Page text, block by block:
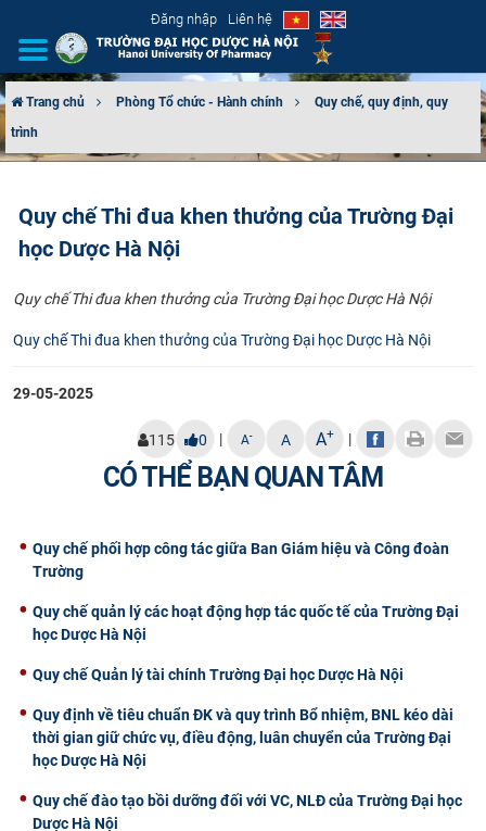
Đăng nhập Liên hệ
GIỚI THIỆU
TUYỂN SINH
ĐÀO TẠO
ĐẢM BẢO CHẤT LƯỢNG
Trang chủ Phòng Tổ chức - Hành chính
Quy chế, quy định, quy
trình
Quy chế Thi đua khen thưởng của Trường Đại
học Dược Hà Nội
Quy chế Thi đua khen thưởng của Trường Đại học Dược Hà Nội
Quy chế Thi đua khen thưởng của Trường Đại học Dược Hà Nội
29-05-2025
115 0 | A- A A+ |
CÓ THỂ BẠN QUAN TÂM
Quy chế phối hợp công tác giữa Ban Giám hiệu và Công đoàn
Trường
Quy chế quản lý các hoạt động hợp tác quốc tế của Trường Đại
học Dược Hà Nội
Quy chế Quản lý tài chính Trường Đại học Dược Hà Nội
Quy định về tiêu chuẩn ĐK và quy trình Bổ nhiệm, BNL kéo dài
thời gian giữ chức vụ, điều động, luân chuyển của Trường Đại
học Dược Hà Nội
Quy chế đào tạo bồi dưỡng đối với VC, NLĐ của Trường Đại học
Dược Hà Nội